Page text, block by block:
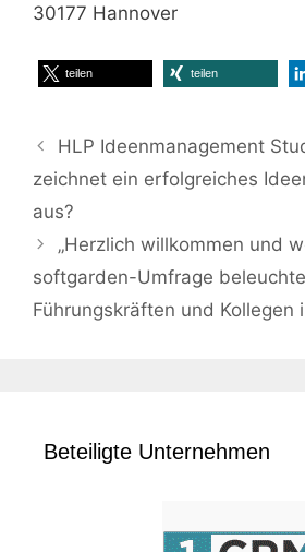
30177 Hannover
teilen teilen
HLP Ideenmanagement
zeichnet ein erfolgreiches
aus?
„Herzlich willkommen und
softgarden-Umfrage
Führungskräften und Kollegen
Beteiligte Unternehmen